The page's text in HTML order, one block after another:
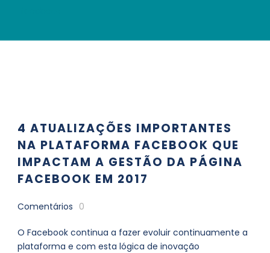
4 ATUALIZAÇÕES IMPORTANTES
NA PLATAFORMA FACEBOOK QUE
IMPACTAM A GESTÃO DA PÁGINA
FACEBOOK EM 2017
Comentários 0
O Facebook continua a fazer evoluir continuamente a
plataforma e com esta lógica de inovação